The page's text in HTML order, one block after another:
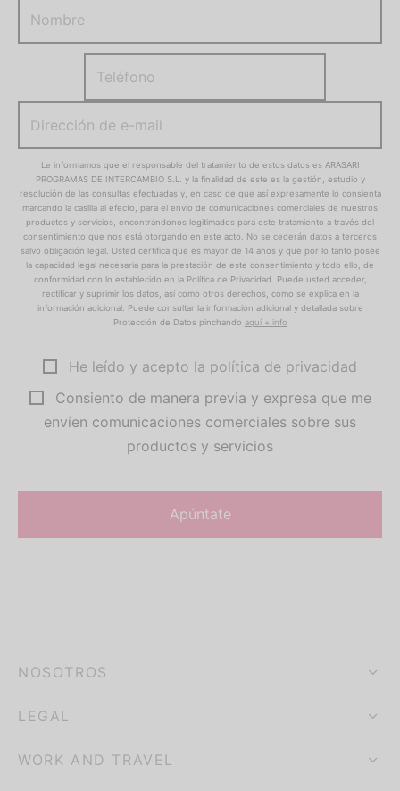
Le informamos que el responsable del tratamiento de estos datos es ARASARI
PROGRAMAS DE INTERCAMBIO S.L. y la finalidad de este es la gestión, estudio y
resolución de las consultas efectuadas y, en caso de que así expresamente lo consienta
marcando la casilla al efecto, para el envío de comunicaciones comerciales de nuestros
productos y servicios, encontrándonos legitimados para este tratamiento a través del
consentimiento que nos está otorgando en este acto. No se cederán datos a terceros
salvo obligación legal. Usted certifica que es mayor de 14 años y que por lo tanto posee
la capacidad legal necesaria para la prestación de este consentimiento y todo ello, de
conformidad con lo establecido en la Política de Privacidad. Puede usted acceder,
rectificar y suprimir los datos, así como otros derechos, como se explica en la
información adicional. Puede consultar la información adicional y detallada sobre
Protección de Datos pinchando aquí + info
He leído y acepto la política de privacidad
Consiento de manera previa y expresa que me
envíen comunicaciones comerciales sobre sus
productos y servicios
NOSOTROS
LEGAL
WORK AND TRAVEL